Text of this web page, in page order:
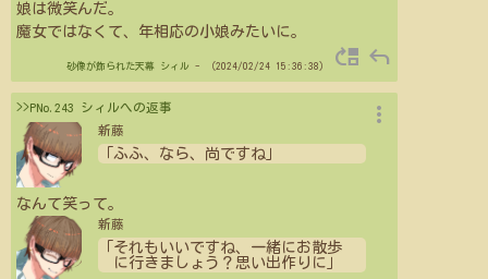
娘は微笑んだ。
魔女ではなくて、年相応の小娘みたいに。
砂像が飾られた天幕 シィル - （2024/02/24 15:36:38） move_up reply
>>PNo.243 シィルへの返事
新藤
「ふふ、なら、尚ですね」
なんて笑って。
新藤
「それもいいですね、一緒にお散歩
に行きましょう？思い出作りに」
more_vert